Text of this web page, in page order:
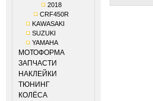
2018
CRF450R
KAWASAKI
SUZUKI
YAMAHA
МОТОФОРМА
ЗАПЧАСТИ
НАКЛЕЙКИ
ТЮНИНГ
КОЛЁСА